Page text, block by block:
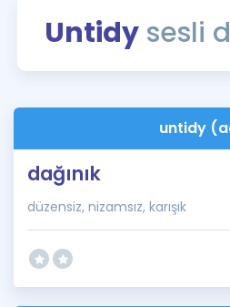
Rehberlik Aracı
Blog
İngilizce Gramer
Untidysesli
untidy
dağınık
düzensiz, nizamsız, karışık